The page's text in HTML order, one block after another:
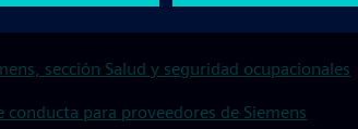
sección Salud y seguridad ocupacionales
para proveedores de Siemens